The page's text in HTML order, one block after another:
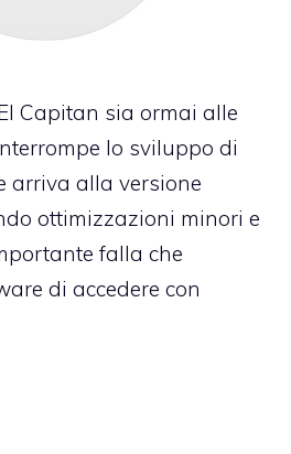
Capitan sia ormai alle
lo sviluppo di
arriva alla versione
ottimizzazioni minori e
falla che
di accedere con